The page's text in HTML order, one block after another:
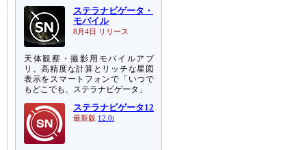
ステラナビゲータ・
モバイル
8月4日 リリース
天体観察・撮影用モバイルアプ
リ。高精度な計算とリッチな星図
表示をスマートフォンで「いつで
もどこでも、ステラナビゲータ」
ステラナビゲータ12
最新版 12.0i